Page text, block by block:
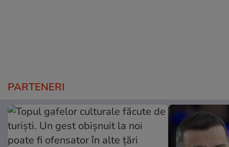
PARTENERI